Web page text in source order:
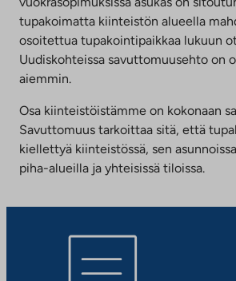
tupakoimatta kiinteistön alueella
osoitettua tupakointipaikkaa lukuun
Uudiskohteissa savuttomuusehto on
aiemmin.
Osa kiinteistöistämme on kokonaan
Savuttomuus tarkoittaa sitä, että
kiellettyä kiinteistössä, sen
piha-alueilla ja yhteisissä tiloissa.